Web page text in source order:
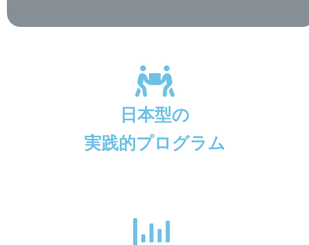
日本型の
実践的プログラム